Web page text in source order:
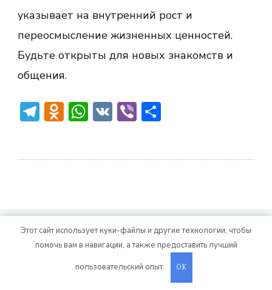
указывает на внутренний рост и
переосмысление жизненных ценностей.
Будьте открыты для новых знакомств и
общения.
Telegram
Odnoklassniki
WhatsApp
VKViber
© Авторское право 2026 Vitality Life. Все права
защищены.CoachPress Lite | от автора
Blossom Themes. На платформеWordPress
Этот сайт использует куки-файлы и другие технологии, чтобы
помочь вам в навигации, а также предоставить лучший
пользовательский опыт.
OK